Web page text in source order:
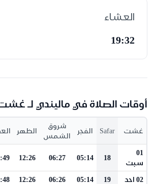
العشاء
19:32
أوقات الصلاة في ماليندي لـ
غشت Safar الفجر
شروق
الشمس
الظهر
01
سبت
18
05:14
06:27
12:26
02 احد 19
05:14
06:26
12:26